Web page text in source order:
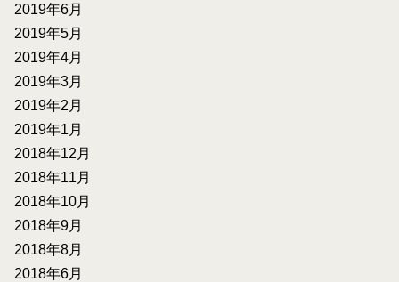
2019年6月
2019年5月
2019年4月
2019年3月
2019年2月
2019年1月
2018年12月
2018年11月
2018年10月
2018年9月
2018年8月
2018年6月